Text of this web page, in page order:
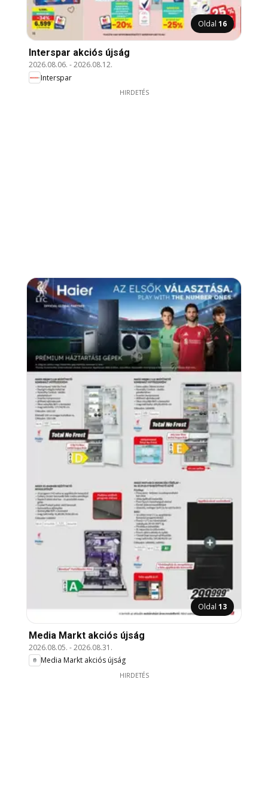
Oldal 16
Interspar akciós újság
2026.08.06. -2026.08.12.
Interspar
HIRDETÉS
Oldal 13
Media Markt akciós újság
2026.08.05. -2026.08.31.
Media Markt akciós újság
HIRDETÉS